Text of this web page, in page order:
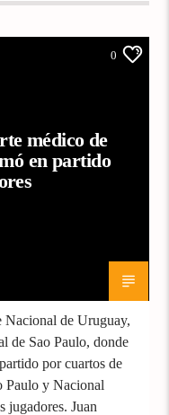
0
médico de
en partido
Nacional de Uruguay,
de Sao Paulo, donde
por cuartos de
Paulo y Nacional
jugadores. Juan